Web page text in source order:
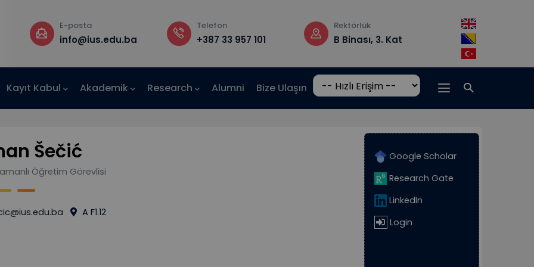
E-posta
info@ius.edu.ba
Telefon
+387 33 957 101
Rektörlük
B Binası, 3. Kat
Çalışma
Pzt-Cm:
17:00
Kayıt Kabul Akademik Research Alumni Bize Ulaşın
Šečić
Öğretim Görevlisi
A F1.12
Google Scholar
Research Gate
LinkedIn
Login